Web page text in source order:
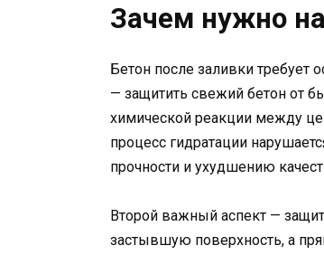
Зачем нужно
Бетон после заливки требует
— защитить свежий бетон от
химической реакции между
процесс гидратации
прочности и ухудшению
Второй важный аспект —
застывшую поверхность, а